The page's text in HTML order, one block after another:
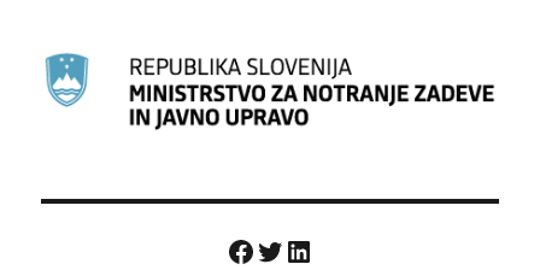
Facebook
Twitter
LinkedIn